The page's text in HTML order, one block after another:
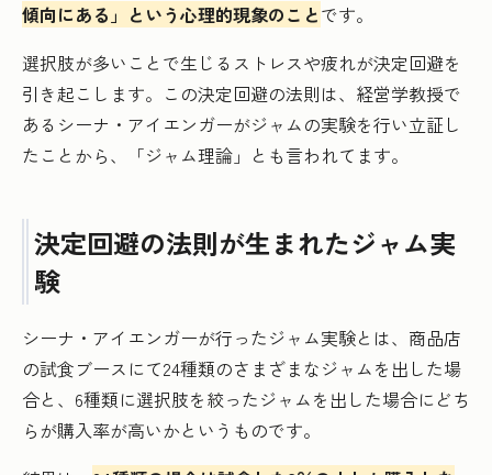
傾向にある」という心理的現象のことです。
選択肢が多いことで生じるストレスや疲れが決定回避を
引き起こします。この決定回避の法則は、経営学教授で
あるシーナ・アイエンガーがジャムの実験を行い立証し
たことから、「ジャム理論」とも言われてます。
決定回避の法則が生まれたジャム実
験
シーナ・アイエンガーが行ったジャム実験とは、商品店
の試食ブースにて24種類のさまざまなジャムを出した場
合と、6種類に選択肢を絞ったジャムを出した場合にどち
らが購入率が高いかというものです。